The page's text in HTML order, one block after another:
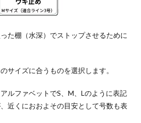
た棚（水深）でストップさせるために
サイズに合うものを選択します。
ルファベットでS、M、Lのように表記
近くにおおよその目安として号数も表